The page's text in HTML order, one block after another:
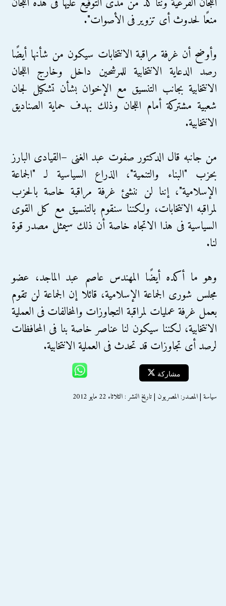
منعًا لحدوث أى تزوير فى الأصوات".
وأوضح أن غرفة مراقبة الانتخابات سيكون من شأنها أيضًا
رصد الدعاية الانتخابية للمرشحين داخل وخارج اللجان
الانتخابية بجانب التنسيق مع الإخوان بشأن تشكيل لجان
شعبية مشتركة أمام اللجان وذلك بهدف حماية الصناديق
الانتخابية.
من جانبه قال الدكتور صفوت عبد الغنى –القيادى البارز
بحزب "البناء والتنمية"، الذراع السياسية لـ "الجماعة
الإسلامية"، إننا لن ننشئ غرفة مراقبة خاصة بالحزب
لمراقبه الانتخابات، ولكننا سنقوم بالتنسيق مع كل القوى
السياسية فى هذا الاتجاه خاصة أن ذلك سيمثل مصدر قوة
لنا.
وهو ما أكده أيضًا المهندس عاصم عبد الماجد، عضو
مجلس شورى الجماعة الإسلامية، قائلا إن الجماعة لن تقوم
بعمل غرفة عمليات لمراقبة التجاوزات والمخالفات فى العملية
الانتخابية، لكننا سيكون لنا عناصر خاصة بنا فى المحافظات
لرصد أى تجاوزات قد تحدث فى العملية الانتخابية.
مشاركة
سياسة | المصدر: المصريون | تاريخ النشر : الثلاثاء 22 مايو 2012